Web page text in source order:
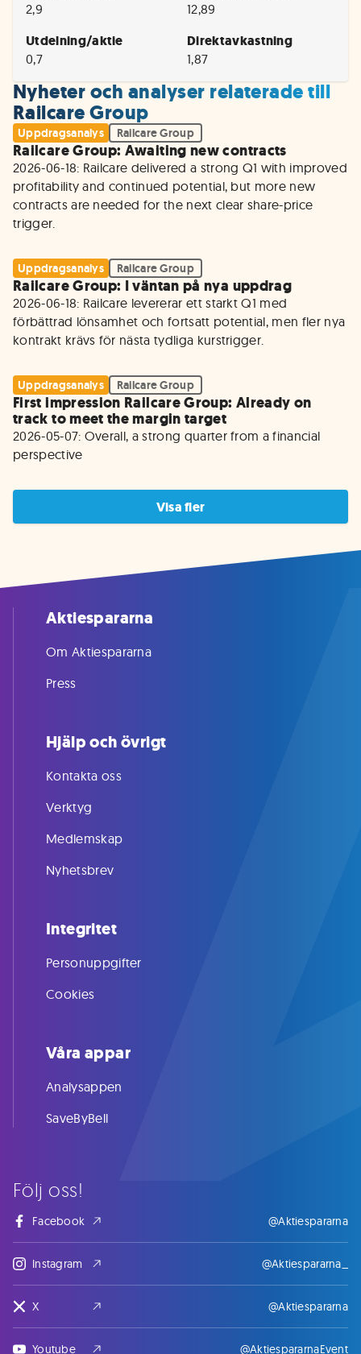
2,9 12,89
Utdelning/aktie
0,7
Direktavkastning
1,87
Nyheter och analyser relaterade till
Railcare Group
Uppdragsanalys Railcare Group
Railcare Group: Awaiting new contracts
2026-06-18: Railcare delivered a strong Q1 with improved
profitability and continued potential, but more new
contracts are needed for the next clear share-price
trigger.
Uppdragsanalys Railcare Group
Railcare Group: I väntan på nya uppdrag
2026-06-18: Railcare levererar ett starkt Q1 med
förbättrad lönsamhet och fortsatt potential, men fler nya
kontrakt krävs för nästa tydliga kurstrigger.
Uppdragsanalys Railcare Group
First impression Railcare Group: Already on
track to meet the margin target
2026-05-07: Overall, a strong quarter from a financial
perspective
Visa fler
Följ oss!
Facebook @Aktiespararna
Instagram @Aktiespararna_
X @Aktiespararna
Youtube @AktiespararnaEvent
Aktiespararna
Om Aktiespararna
Press
Hjälp och övrigt
Kontakta oss
Verktyg
Medlemskap
Nyhetsbrev
Integritet
Personuppgifter
Cookies
Våra appar
Analysappen
SaveByBell